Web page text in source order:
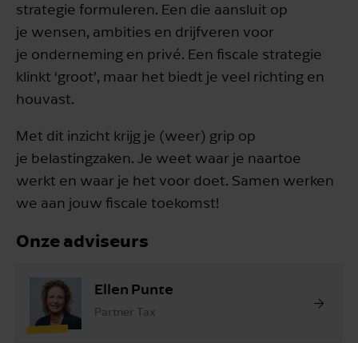
strategie formuleren. Een die aansluit op
je wensen, ambities en drijfveren voor
je onderneming en privé. Een fiscale strategie
klinkt ‘groot’, maar het biedt je veel richting en
houvast.
Met dit inzicht krijg je (weer) grip op
je belastingzaken. Je weet waar je naartoe
werkt en waar je het voor doet. Samen werken
we aan jouw fiscale toekomst!
Onze adviseurs
Ellen Punte
Partner Tax